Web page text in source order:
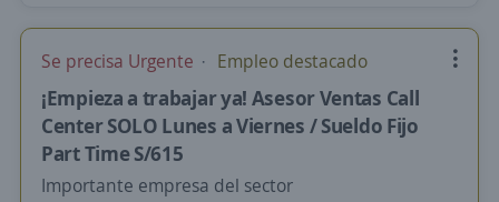
Se precisa Urgente Empleo destacado
¡Empieza a trabajar ya! Asesor Ventas Call
Center SOLO Lunes a Viernes / Sueldo Fijo
Part Time S/615
Importante empresa del sector